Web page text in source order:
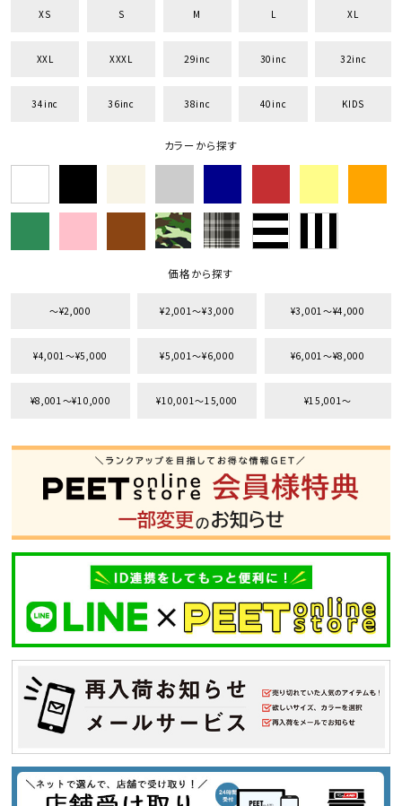
キーワードから探す
円 ～
並び順
サイズ
XL
XXL
XXXL
29inc
30inc
32inc
34inc
36inc
38inc
KIDS
tune 絞り込んで検索する
XS S M L XL
XXL XXXL 29inc 30inc 32inc
34inc 36inc 38inc 40inc KIDS
カラーから探す
価格から探す
〜¥2,000 ¥2,001〜¥3,000 ¥3,001〜¥4,000
¥4,001〜¥5,000 ¥5,001〜¥6,000 ¥6,001〜¥8,000
¥8,001〜¥10,000 ¥10,001〜15,000 ¥15,001〜